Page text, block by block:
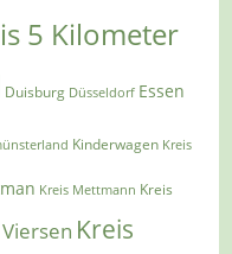
5 Kilometer
Duisburg Düsseldorf Essen
Kinderwagen Kreis
Kreis Mettmann Kreis
Kreis